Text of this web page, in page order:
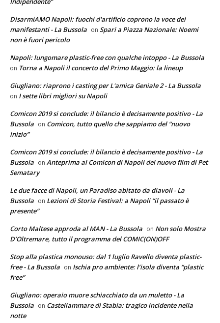
DisarmiAMO Napoli: fuochi d'artificio coprono la voce dei
manifestanti - La Bussola on Spari a Piazza Nazionale: Noemi
non è fuori pericolo
Napoli: lungomare plastic-free con qualche intoppo - La Bussola
on Torna a Napoli il concerto del Primo Maggio: la lineup
Giugliano: riaprono i casting per L'amica Geniale 2 - La Bussola
on I sette libri migliori su Napoli
Comicon 2019 si conclude: il bilancio è decisamente positivo - La
Bussola on Comicon, tutto quello che sappiamo del “nuovo
inizio”
Comicon 2019 si conclude: il bilancio è decisamente positivo - La
Bussola on Anteprima al Comicon di Napoli del nuovo film di Pet
Sematary
Le due facce di Napoli, un Paradiso abitato da diavoli - La
Bussola on Lezioni di Storia Festival: a Napoli “il passato è
presente”
Corto Maltese approda al MAN - La Bussola on Non solo Mostra
D’Oltremare, tutto il programma del COMIC(ON)OFF
Stop alla plastica monouso: dal 1 luglio Ravello diventa plastic-
free - La Bussola on Ischia pro ambiente: l’isola diventa “plastic
free”
Giugliano: operaio muore schiacchiato da un muletto - La
Bussola on Castellammare di Stabia: tragico incidente nella
notte